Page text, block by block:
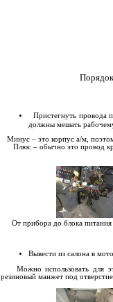
Порядок
Пристегнуть провода
должны мешать
Минус – это корпус а/м,
Плюс – обычно это провод
От прибора до блока
Вывести из салона в
Можно использовать для
резиновый манжет под